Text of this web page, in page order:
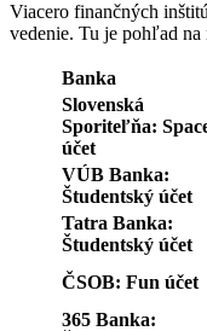
Viacero finančných
vedenie. Tu je pohľad
Banka
Slovenská
Sporiteľňa:
účet
VÚB Banka:
Študentský účet
Tatra Banka:
Študentský účet
ČSOB: Fun účet
365 Banka: